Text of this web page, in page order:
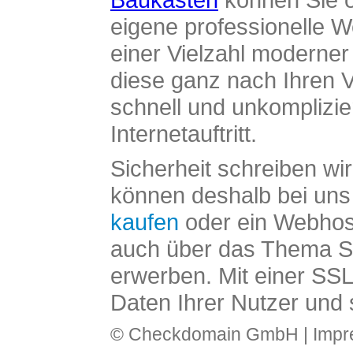
eigene professionelle
einer Vielzahl
diese ganz nach Ihren
schnell und
Internetauftritt.
Sicherheit schreiben
können deshalb bei
kaufen oder ein
auch über das Thema
erwerben. Mit einer
Daten Ihrer Nutzer und
© Checkdomain GmbH |